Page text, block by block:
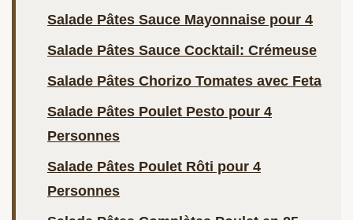
Salade Pâtes Sauce Mayonnaise pour 4
Salade Pâtes Sauce Cocktail: Crémeuse
Salade Pâtes Chorizo Tomates avec Feta
Salade Pâtes Poulet Pesto pour 4
Personnes
Salade Pâtes Poulet Rôti pour 4
Personnes